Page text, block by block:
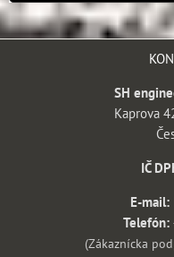
SH
Kaprova
IČ
E-mail:
Telefón:
(Zákaznícka